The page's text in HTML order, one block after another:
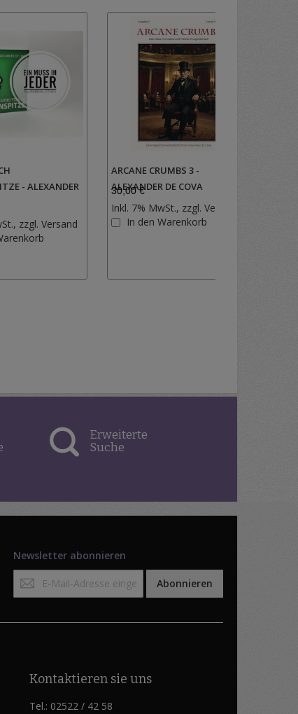
- ALEXANDER
zzgl.Versand
ARCANE CRUMBS 3 -
ALEXANDER DE COVA
30,00 €
Inkl. 7% MwSt., zzgl. Versand
In den Warenkorb
Erweiterte
Suche
Newsletter abonnieren
zum
Abonnieren
Kontaktieren sie uns
Tel.: 02522 / 42 58